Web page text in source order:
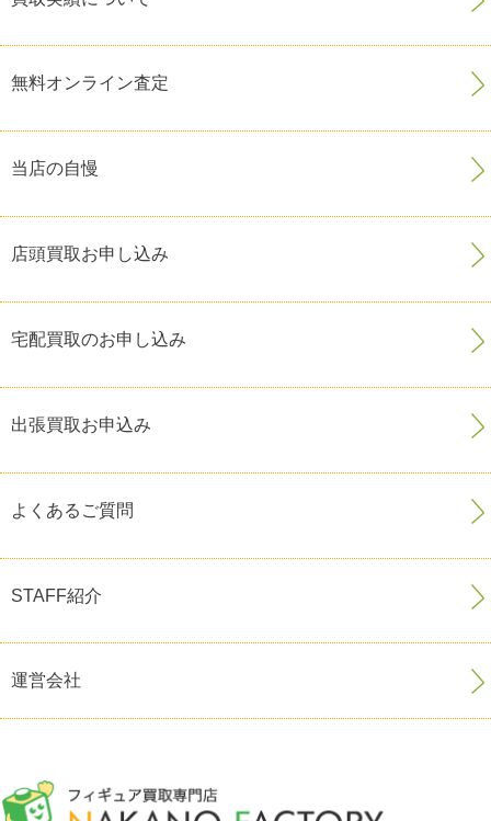
無料オンライン査定
当店の自慢
店頭買取お申し込み
宅配買取のお申し込み
出張買取お申込み
よくあるご質問
STAFF紹介
運営会社